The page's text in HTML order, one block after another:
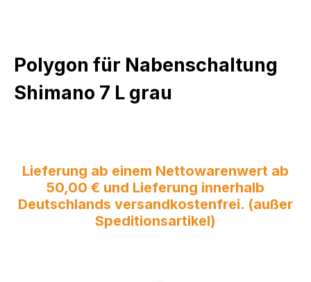
Polygon für Nabenschaltung
Shimano 7 L grau
Lieferung ab einem Nettowarenwert ab
50,00 € und Lieferung innerhalb
Deutschlands versandkostenfrei. (außer
Speditionsartikel)